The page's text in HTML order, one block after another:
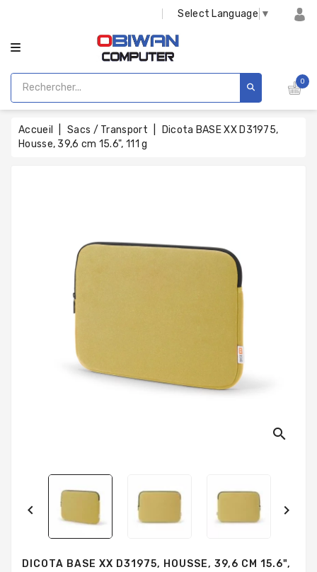
Select Language ▼
0
Accueil Sacs / Transport
Dicota BASE XX D31975,
Housse, 39,6 cm 15.6", 111 g
search
 
DICOTA BASE XX D31975, HOUSSE, 39,6 CM 15.6",